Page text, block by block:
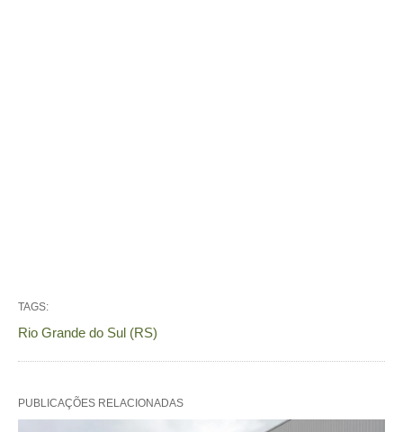
TAGS:
Rio Grande do Sul (RS)
PUBLICAÇÕES RELACIONADAS